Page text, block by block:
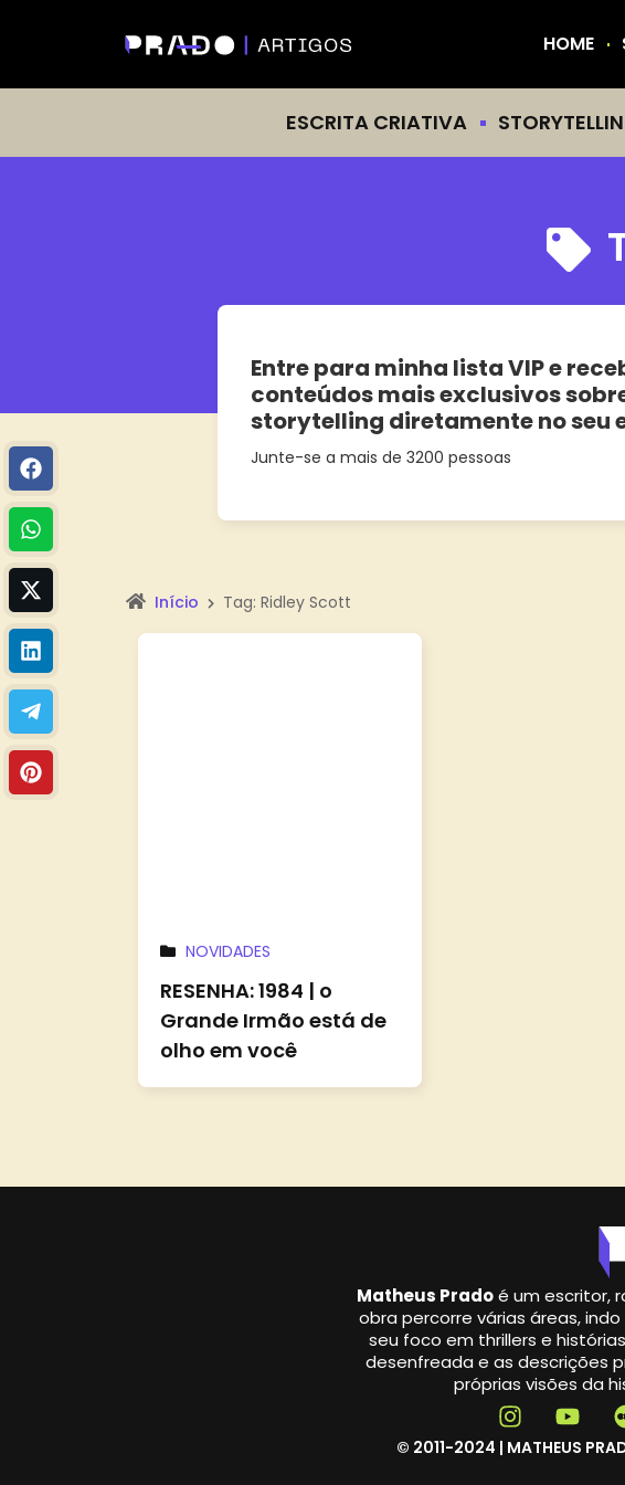
HOME
ESCRITA CRIATIVA
Entre para minha lista VIP e
conteúdos mais exclusivos
storytelling diretamente no seu
Junte-se a mais de 3200 pessoas
Início Tag: Ridley Scott
NOVIDADES
RESENHA: 1984 | o
Grande Irmão está de
olho em você
Matheus Pradoé um escritor,
obra percorre várias áreas,
seu foco em thrillers e
desenfreada e as descrições
próprias visões da
© 2011-2024 | MATHEUS